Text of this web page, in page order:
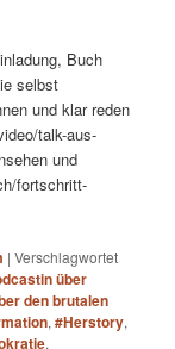
Buch
selbst
und klar reden
talk-aus-
und
fortschritt-
|Verschlagwortet
über
den brutalen
,#Herstory,
,